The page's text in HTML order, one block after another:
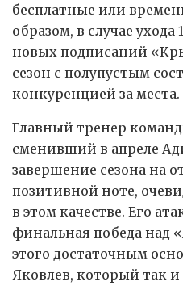
бесплатные или
образом, в случае
новых подписаний
сезон с полупустым
конкуренцией за места.
Главный тренер
сменивший в апреле
завершение сезона на
позитивной ноте,
в этом качестве. Его
финальная победа над
этого достаточным
Яковлев, который так